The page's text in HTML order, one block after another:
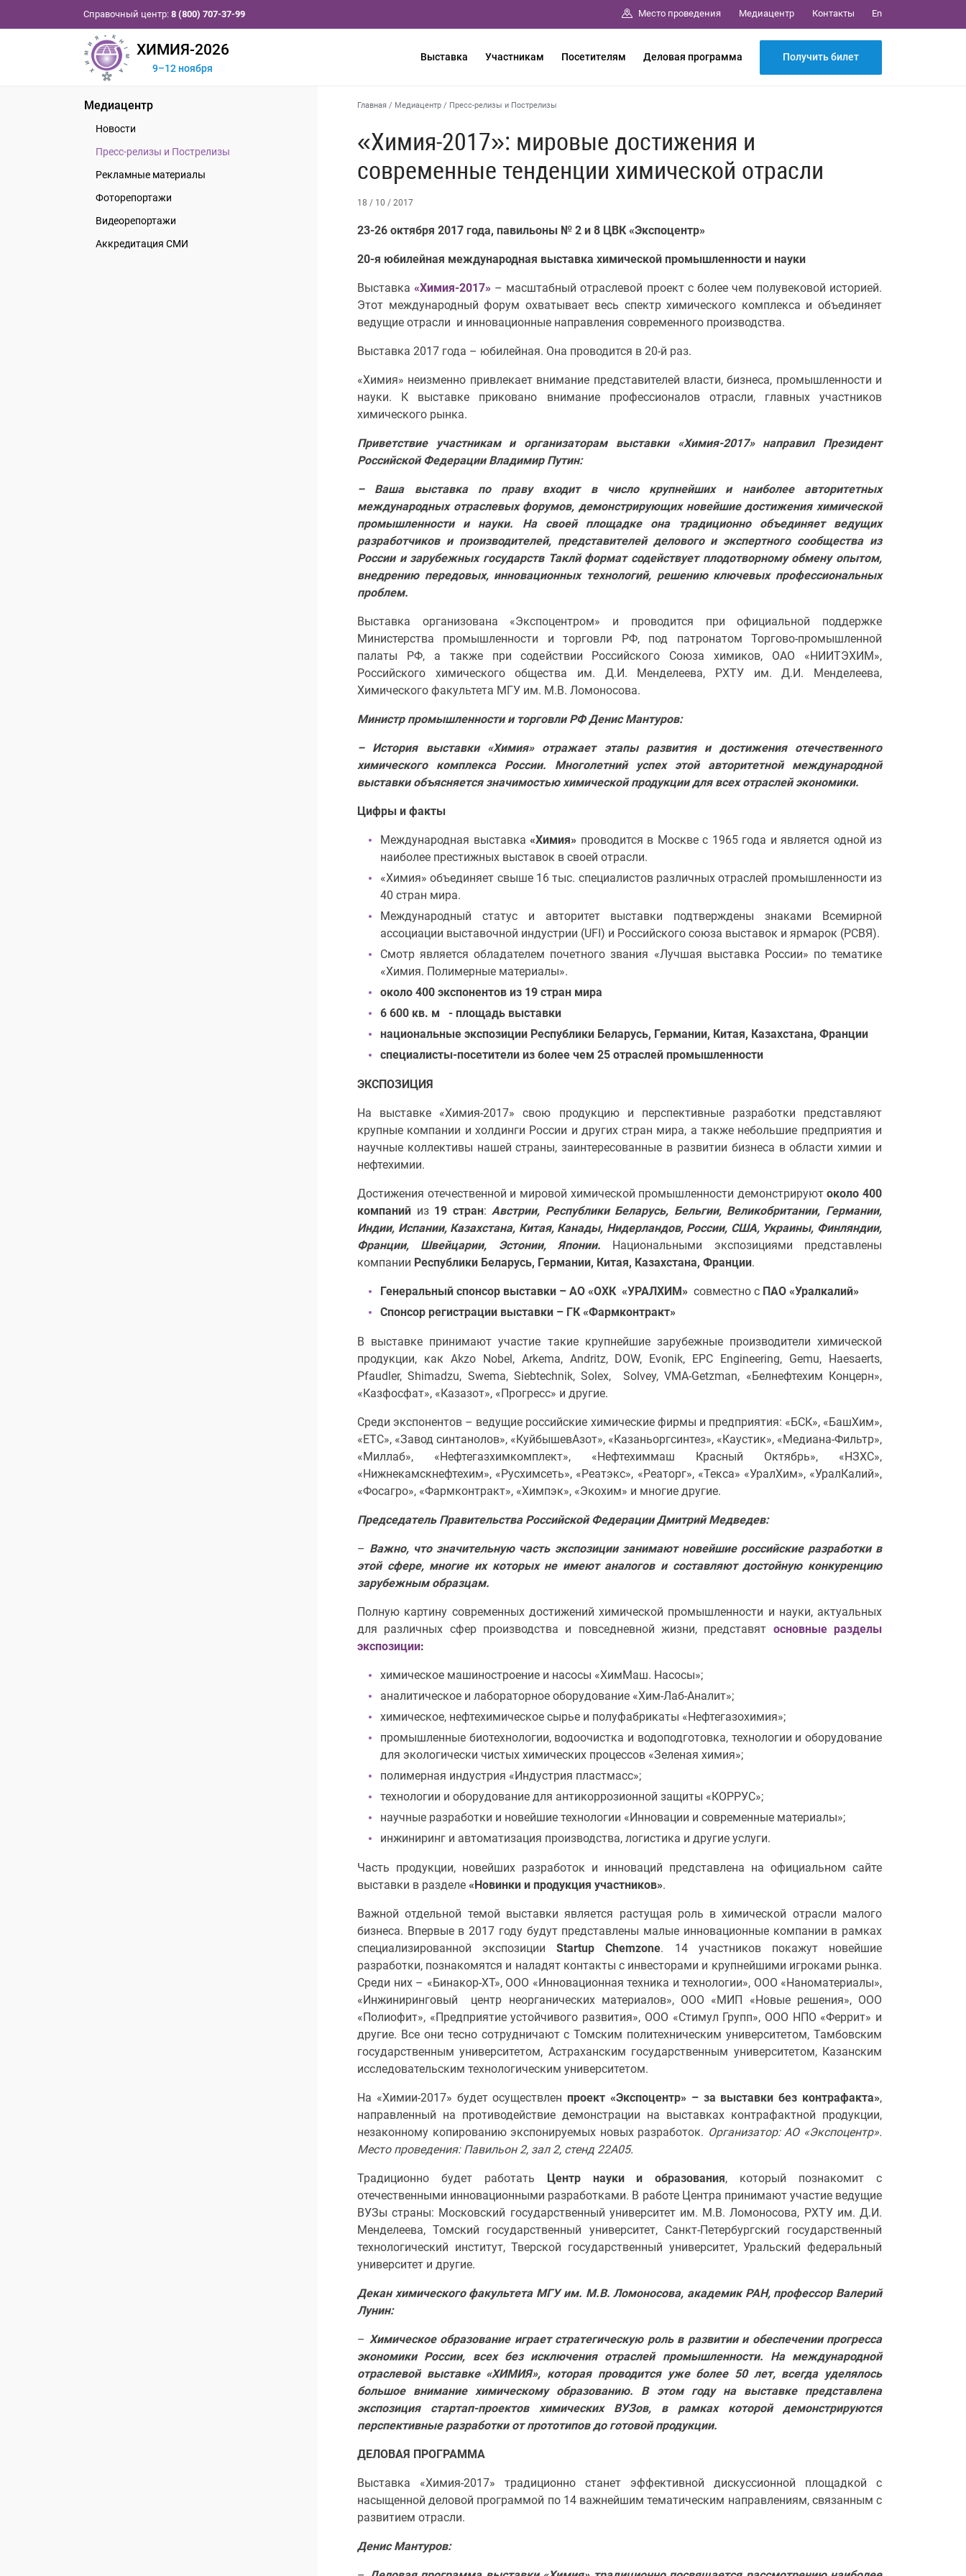
Справочный центр: 8 (800) 707-37-99 Место проведения Медиацентр Контакты En
ХИМИЯ-2026
9–12 ноября
Выставка Участникам Посетителям Деловая программа Получить билет
Медиацентр
Новости
Пресс-релизы и Пострелизы
Рекламные материалы
Фоторепортажи
Видеорепортажи
Аккредитация СМИ
Главная / Медиацентр / Пресс-релизы и Пострелизы
«Химия-2017»: мировые достижения и
современные тенденции химической отрасли
18 / 10 / 2017
23-26 октября 2017 года, павильоны № 2 и 8 ЦВК «Экспоцентр»
20-я юбилейная международная выставка химической промышленности и науки
Выставка«Химия-2017» – масштабный отраслевой проект с более чем полувековой историей.
Этот международный форум охватывает весь спектр химического комплекса и объединяет
ведущие отрасли и инновационные направления современного производства.
Выставка 2017 года – юбилейная. Она проводится в 20-й раз.
«Химия» неизменно привлекает внимание представителей власти, бизнеса, промышленности и
науки. К выставке приковано внимание профессионалов отрасли, главных участников
химического рынка.
Приветствие участникам и организаторам выставки «Химия-2017» направил Президент
Российской Федерации Владимир Путин:
– Ваша выставка по праву входит в число крупнейших и наиболее авторитетных
международных отраслевых форумов, демонстрирующих новейшие достижения химической
промышленности и науки. На своей площадке она традиционно объединяет ведущих
разработчиков и производителей, представителей делового и экспертного сообщества из
России и зарубежных государств Таклй формат содействует плодотворному обмену опытом,
внедрению передовых, инновационных технологий, решению ключевых профессиональных
проблем.
Выставка организована «Экспоцентром» и проводится при официальной поддержке
Министерства промышленности и торговли РФ, под патронатом Торгово-промышленной
палаты РФ, а также при содействии Российского Союза химиков, ОАО «НИИТЭХИМ»,
Российского химического общества им. Д.И. Менделеева, РХТУ им. Д.И. Менделеева,
Химического факультета МГУ им. М.В. Ломоносова.
Министр промышленности и торговли РФ Денис Мантуров:
– История выставки «Химия» отражает этапы развития и достижения отечественного
химического комплекса России. Многолетний успех этой авторитетной международной
выставки объясняется значимостью химической продукции для всех отраслей экономики.
Цифры и факты
Международная выставка «Химия» проводится в Москве с 1965 года и является одной из
наиболее престижных выставок в своей отрасли.
«Химия» объединяет свыше 16 тыс. специалистов различных отраслей промышленности из
40 стран мира.
Международный статус и авторитет выставки подтверждены знаками Всемирной
ассоциации выставочной индустрии (UFI) и Российского союза выставок и ярмарок (РСВЯ).
Смотр является обладателем почетного звания «Лучшая выставка России» по тематике
«Химия. Полимерные материалы».
около 400 экспонентов из 19 стран мира
6 600 кв. м - площадь выставки
национальные экспозиции Республики Беларусь, Германии, Китая, Казахстана, Франции
специалисты-посетители из более чем 25 отраслей промышленности
ЭКСПОЗИЦИЯ
На выставке «Химия-2017» свою продукцию и перспективные разработки представляют
крупные компании и холдинги России и других стран мира, а также небольшие предприятия и
научные коллективы нашей страны, заинтересованные в развитии бизнеса в области химии и
нефтехимии.
Достижения отечественной и мировой химической промышленности демонстрируютоколо 400
компаний из19 стран:Австрии, Республики Беларусь, Бельгии, Великобритании, Германии,
Индии, Испании, Казахстана, Китая, Канады, Нидерландов, России, США, Украины, Финляндии,
Франции, Швейцарии, Эстонии, Японии. Национальными экспозициями представлены
компании Республики Беларусь, Германии, Китая, Казахстана, Франции.
Генеральный спонсор выставки – АО «ОХК «УРАЛХИМ» совместно с ПАО «Уралкалий»
Спонсор регистрации выставки – ГК «Фармконтракт»
В выставке принимают участие такие крупнейшие зарубежные производители химической
продукции, как Akzo Nobel, Arkema, Andritz, DOW, Evonik, EPC Engineering, Gemu, Haesaerts,
Pfaudler, Shimadzu, Swema, Siebtechnik, Solex, Solvey, VMA-Getzman, «Белнефтехим Концерн»,
«Казфосфат», «Казазот», «Прогресс» и другие.
Среди экспонентов – ведущие российские химические фирмы и предприятия: «БСК», «БашХим»,
«ЕТС», «Завод синтанолов», «КуйбышевАзот», «Казаньоргсинтез», «Каустик», «Медиана-Фильтр»,
«Миллаб», «Нефтегазхимкомплект», «Нефтехиммаш Красный Октябрь», «НЗХС»,
«Нижнекамскнефтехим», «Русхимсеть», «Реатэкс», «Реаторг», «Текса» «УралХим», «УралКалий»,
«Фосагро», «Фармконтракт», «Химпэк», «Экохим» и многие другие.
Председатель Правительства Российской Федерации Дмитрий Медведев:
– Важно, что значительную часть экспозиции занимают новейшие российские разработки в
этой сфере, многие их которых не имеют аналогов и составляют достойную конкуренцию
зарубежным образцам.
Полную картину современных достижений химической промышленности и науки, актуальных
для различных сфер производства и повседневной жизни, представят основные разделы
экспозиции:
химическое машиностроение и насосы «ХимМаш. Насосы»;
аналитическое и лабораторное оборудование «Хим-Лаб-Аналит»;
химическое, нефтехимическое сырье и полуфабрикаты «Нефтегазохимия»;
промышленные биотехнологии, водоочистка и водоподготовка, технологии и оборудование
для экологически чистых химических процессов «Зеленая химия»;
полимерная индустрия «Индустрия пластмасс»;
технологии и оборудование для антикоррозионной защиты «КОРРУС»;
научные разработки и новейшие технологии «Инновации и современные материалы»;
инжиниринг и автоматизация производства, логистика и другие услуги.
Часть продукции, новейших разработок и инноваций представлена на официальном сайте
выставки в разделе «Новинки и продукция участников».
Важной отдельной темой выставки является растущая роль в химической отрасли малого
бизнеса. Впервые в 2017 году будут представлены малые инновационные компании в рамках
специализированной экспозицииStartup Chemzone. 14 участников покажут новейшие
разработки, познакомятся и наладят контакты с инвесторами и крупнейшими игроками рынка.
Среди них – «Бинакор-ХТ», ООО «Инновационная техника и технологии», ООО «Наноматериалы»,
«Инжиниринговый центр неорганических материалов», ООО «МИП «Новые решения», ООО
«Полиофит», «Предприятие устойчивого развития», ООО «Стимул Групп», ООО НПО «Феррит» и
другие. Все они тесно сотрудничают с Томским политехническим университетом, Тамбовским
государственным университетом, Астраханским государственным университетом, Казанским
исследовательским технологическим университетом.
На «Химии-2017» будет осуществленпроект «Экспоцентр» – за выставки без контрафакта»,
направленный на противодействие демонстрации на выставках контрафактной продукции,
незаконному копированию экспонируемых новых разработок. Организатор: АО «Экспоцентр».
Место проведения: Павильон 2, зал 2, стенд 22А05.
Традиционно будет работать Центр науки и образования, который познакомит с
отечественными инновационными разработками. В работе Центра принимают участие ведущие
ВУЗы страны: Московский государственный университет им. М.В. Ломоносова, РХТУ им. Д.И.
Менделеева, Томский государственный университет, Санкт-Петербургский государственный
технологический институт, Тверской государственный университет, Уральский федеральный
университет и другие.
Декан химического факультета МГУ им. М.В. Ломоносова, академик РАН, профессор Валерий
Лунин:
– Химическое образование играет стратегическую роль в развитии и обеспечении прогресса
экономики России, всех без исключения отраслей промышленности. На международной
отраслевой выставке «ХИМИЯ», которая проводится уже более 50 лет, всегда уделялось
большое внимание химическому образованию. В этом году на выставке представлена
экспозиция стартап-проектов химических ВУЗов, в рамках которой демонстрируются
перспективные разработки от прототипов до готовой продукции.
ДЕЛОВАЯ ПРОГРАММА
Выставка «Химия-2017» традиционно станет эффективной дискуссионной площадкой с
насыщенной деловой программой по 14 важнейшим тематическим направлениям, связанным с
развитием отрасли.
Денис Мантуров: